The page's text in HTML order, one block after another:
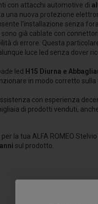
con attacchi automotive di
una nuova protezione
l'installazione senza
già cablate con
di errore. Questa
luce led senza dover
led H15 Diurna e
in modo corretto sulla
con esperienza
di prodotti venduti,
la tua ALFA ROMEO
sul prodotto.